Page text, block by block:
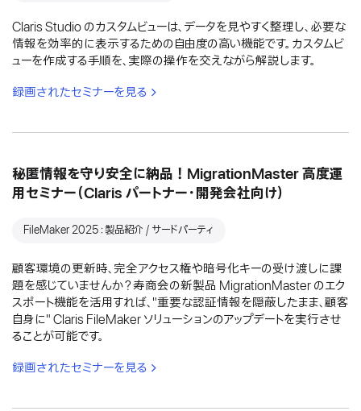
Claris Studio のカスタムビューは、データを見やすく整理し、必要な
情報を効率的に表示するための自由度の高い機能です。カスタムビ
ューを作成する手順を、実際の操作を交えながら解説します。
録画されたセミナーを見る
秘匿情報を守り安全に納品！MigrationMaster 高度運
用セミナー（Claris パートナー・開発会社向け）
FileMaker 2025：製品紹介 / サードパーティ
顧客環境の更新時、完全アクセス権や暗号化キーの受け渡しに課
題を感じていませんか？寿商会の新製品 MigrationMaster のエク
スポート機能を活用すれば、"重要な認証情報を隠蔽したまま、顧客
自身に" Claris FileMaker ソリューションのアップデートを実行させ
ることが可能です。
録画されたセミナーを見る